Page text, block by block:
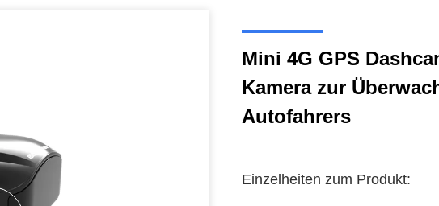
Mini 4G GPS
Kamera zur
Autofahrers
Einzelheiten zum Produkt: